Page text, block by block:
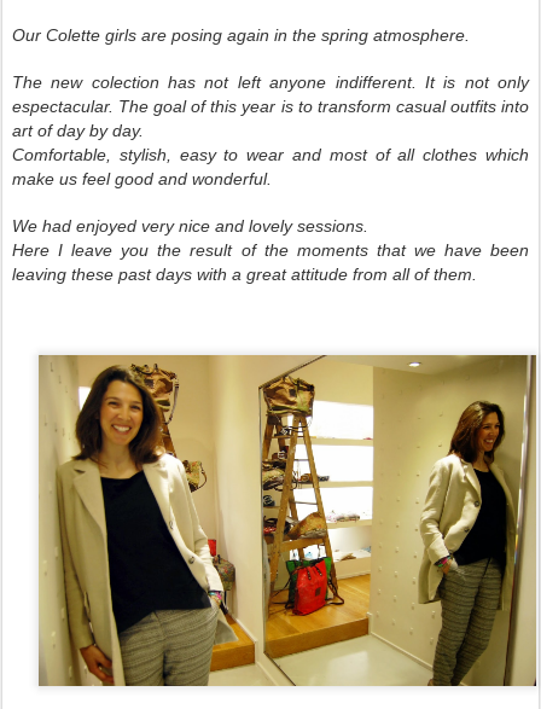
Our Colette girls are posing again in the spring atmosphere.
The new colection has not left anyone indifferent. It is not only
espectacular. The goal of this year is to transform casual outfits into
art of day by day.
Comfortable, stylish, easy to wear and most of all clothes which
make us feel good and wonderful.
We had enjoyed very nice and lovely sessions.
Here I leave you the result of the moments that we have been
leaving these past days with a great attitude from all of them.